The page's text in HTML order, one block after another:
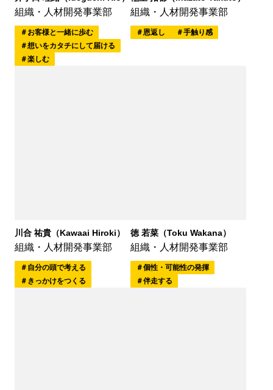
組織・人材開発事業部
お客様と一緒に歩む
想いをカタチにして届ける
楽しむ
組織・人材開発事業部
恩返し 手触り感
川合 祐貴（Kawaai Hiroki）
組織・人材開発事業部
自分の頭で考える
きっかけをつくる
徳 若菜（Toku Wakana）
組織・人材開発事業部
個性・可能性の発揮
伴走する